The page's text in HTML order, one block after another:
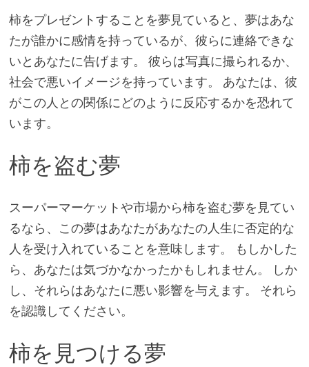
柿をプレゼントすることを夢見ていると、夢はあな
たが誰かに感情を持っているが、彼らに連絡できな
いとあなたに告げます。 彼らは写真に撮られるか、
社会で悪いイメージを持っています。 あなたは、彼
がこの人との関係にどのように反応するかを恐れて
います。
柿を盗む夢
スーパーマーケットや市場から柿を盗む夢を見てい
るなら、この夢はあなたがあなたの人生に否定的な
人を受け入れていることを意味します。 もしかした
ら、あなたは気づかなかったかもしれません。 しか
し、それらはあなたに悪い影響を与えます。 それら
を認識してください。
柿を見つける夢